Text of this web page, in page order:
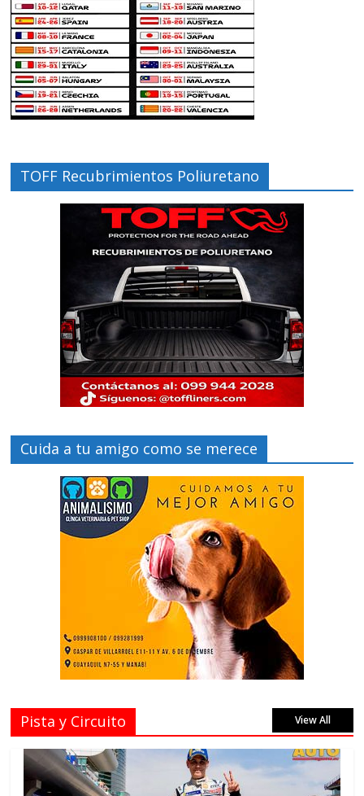
TOFF Recubrimientos Poliuretano
Cuida a tu amigo como se merece
Pista y Circuito View All